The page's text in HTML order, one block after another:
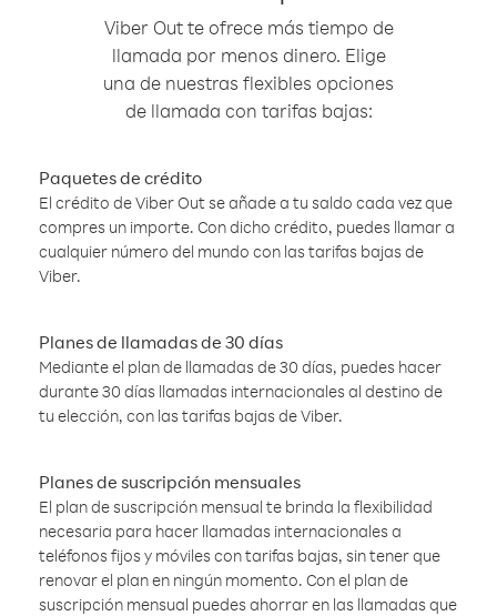
Viber Out te ofrece más tiempo de
llamada por menos dinero. Elige
una de nuestras flexibles opciones
de llamada con tarifas bajas:
Paquetes de crédito
El crédito de Viber Out se añade a tu saldo cada vez que
compres un importe. Con dicho crédito, puedes llamar a
cualquier número del mundo con las tarifas bajas de
Viber.
Planes de llamadas de 30 días
Mediante el plan de llamadas de 30 días, puedes hacer
durante 30 días llamadas internacionales al destino de
tu elección, con las tarifas bajas de Viber.
Planes de suscripción mensuales
El plan de suscripción mensual te brinda la flexibilidad
necesaria para hacer llamadas internacionales a
teléfonos fijos y móviles con tarifas bajas, sin tener que
renovar el plan en ningún momento. Con el plan de
suscripción mensual puedes ahorrar en las llamadas que